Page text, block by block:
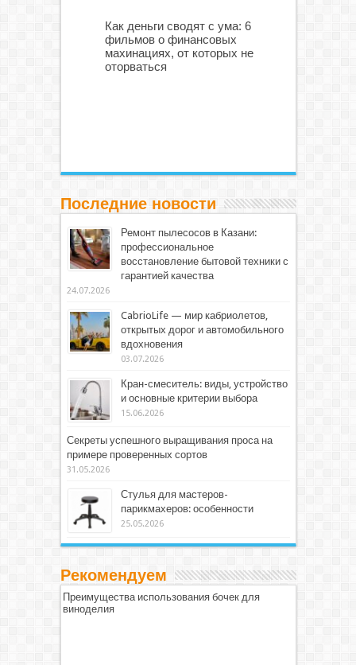
Как деньги сводят с ума: 6
фильмов о финансовых
махинациях, от которых не
оторваться
Последние новости
Ремонт пылесосов в Казани:
профессиональное
восстановление бытовой техники с
гарантией качества
24.07.2026
CabrioLife — мир кабриолетов,
открытых дорог и автомобильного
вдохновения
03.07.2026
Кран-смеситель: виды, устройство
и основные критерии выбора
15.06.2026
Секреты успешного выращивания проса на
примере проверенных сортов
31.05.2026
Стулья для мастеров-
парикмахеров: особенности
25.05.2026
Рекомендуем
Преимущества использования бочек для
виноделия